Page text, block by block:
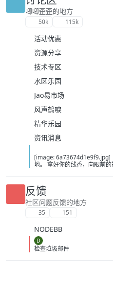
唧唧歪歪的地方
50k 115k
活动优惠
资源分享
技术专区
水区乐园
Jao易市场
风声鹤唳
精华乐园
资讯消息
[image: 6a73674d1e9f9.jpg]
地。 拿好你的线香，向眼前
悲剧轮回…… 【作者简介】 作
作品：《灾厄收容所》《诡异
所》等 【下载地址】 百度：
https://pan.baidu.com/s/
夸克：https://pan.quark.cn/
反馈
社区问题反馈的地方
35 151
NODEBB
D
检查垃圾邮件